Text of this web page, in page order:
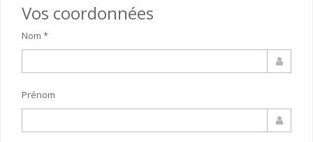
Vos coordonnées
Nom *
Prénom